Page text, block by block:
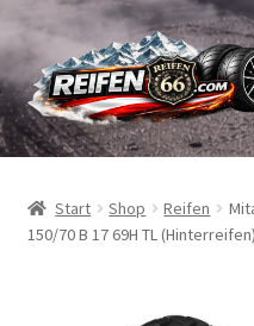
Zur
Navigation
springen
Zum
Inhalt
springen
Reifen
Schläuche
Start Shop Reifen
150/70 B 17 69H TL (Hinterreifen)